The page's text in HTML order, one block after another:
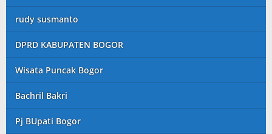
rudy susmanto
DPRD KABUPATEN BOGOR
Wisata Puncak Bogor
Bachril Bakri
Pj BUpati Bogor